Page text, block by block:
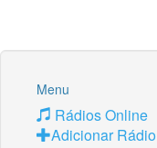
Menu
Rádios Online
Adicionar Rádio